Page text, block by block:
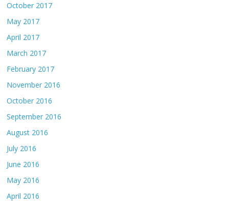
October 2017
May 2017
April 2017
March 2017
February 2017
November 2016
October 2016
September 2016
August 2016
July 2016
June 2016
May 2016
April 2016